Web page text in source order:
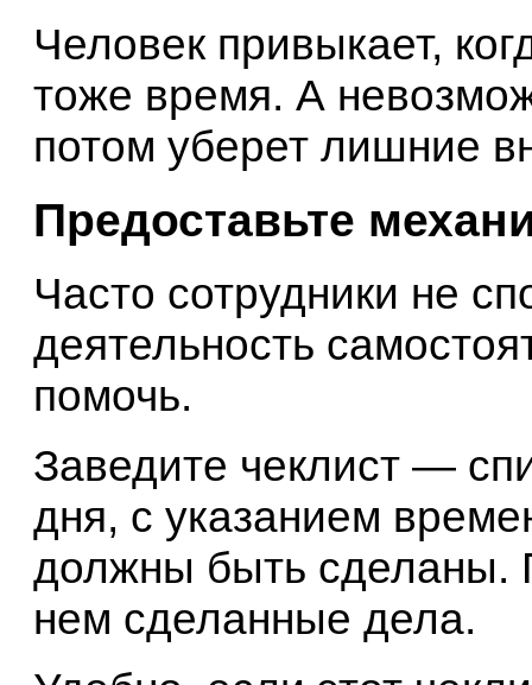
Человек привыкает,
тоже время. А
потом уберет лишние
Предоставьте
Часто сотрудники не
деятельность
помочь.
Заведите чеклист —
дня, с указанием
должны быть сделаны.
нем сделанные дела.